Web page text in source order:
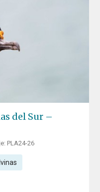
del Sur –
PLA24-26